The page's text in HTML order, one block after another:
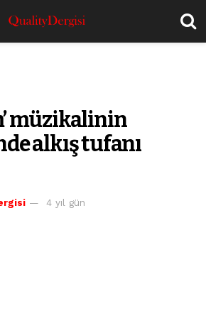
Nazım’ müzikalinin prömiyerinde alkış tufanı
müzikalinin
alkış tufanı
4 yıl gün